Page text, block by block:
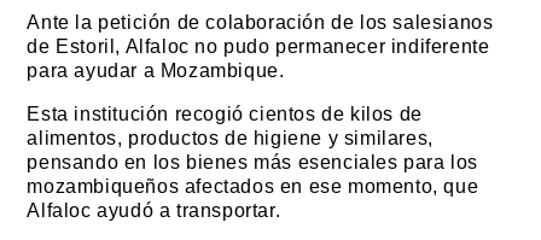
Ante la petición de colaboración de los salesianos
de Estoril, Alfaloc no pudo permanecer indiferente
para ayudar a Mozambique.
Esta institución recogió cientos de kilos de
alimentos, productos de higiene y similares,
pensando en los bienes más esenciales para los
mozambiqueños afectados en ese momento, que
Alfaloc ayudó a transportar.